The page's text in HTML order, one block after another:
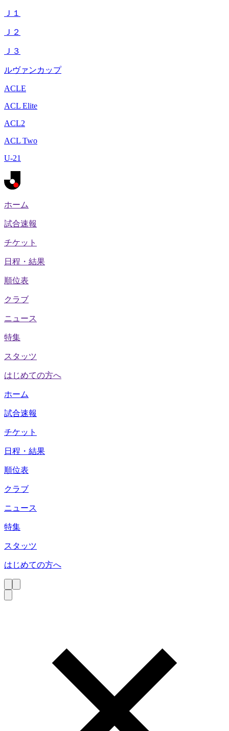
Ｊ１
Ｊ２
Ｊ３
ルヴァンカップ
ACLE
ACL Elite
ACL2
ACL Two
U-21
ホーム
試合速報
チケット
日程・結果
順位表
クラブ
ニュース
特集
スタッツ
はじめての方へ
ホーム
試合速報
チケット
日程・結果
順位表
クラブ
ニュース
特集
スタッツ
はじめての方へ